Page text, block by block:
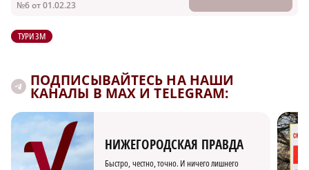
№6 от 01.02.23
ТУРИЗМ
ПОДПИСЫВАЙТЕСЬ НА НАШИ
КАНАЛЫ В MAX И TELEGRAM:
НИЖЕГОРОДСКАЯ ПРАВДА
Быстро, честно, точно. И ничего лишнего